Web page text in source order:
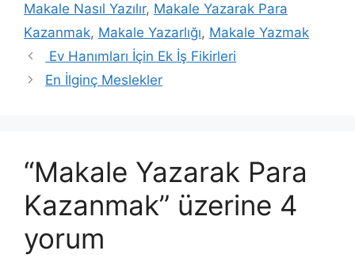
Makale Nasıl Yazılır, Makale Yazarak Para
Kazanmak, Makale Yazarlığı, Makale Yazmak
Ev Hanımları İçin Ek İş Fikirleri
En İlginç Meslekler
“Makale Yazarak Para
Kazanmak” üzerine 4
yorum